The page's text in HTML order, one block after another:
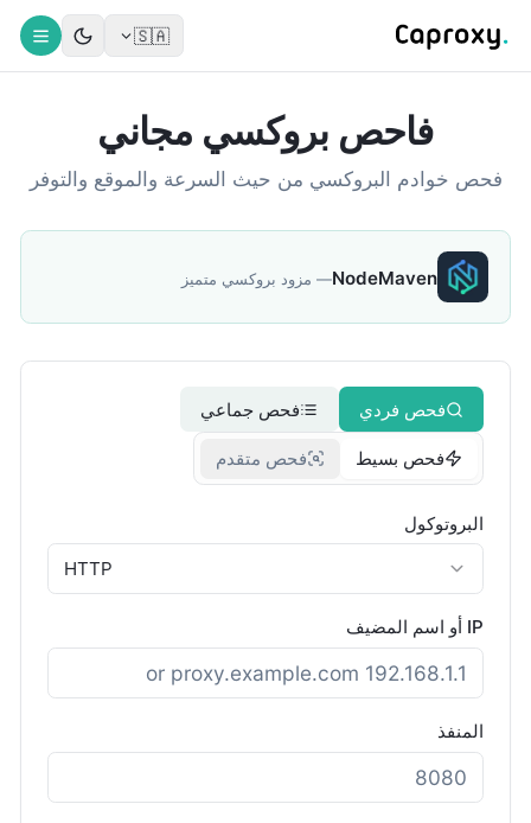
🇸🇦
فاحص بروكسي مجاني
فحص خوادم البروكسي من حيث السرعة والموقع والتوفر
NodeMaven
— مزود بروكسي متميز
فحص فردي فحص جماعي
فحص بسيط فحص متقدم
البروتوكول
HTTP
IP أو اسم المضيف
المنفذ